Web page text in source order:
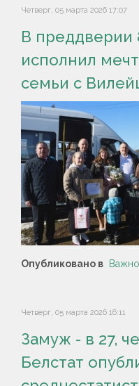
Четверг, 05 марта 2026 17:07
В преддверии
исполнил
семьи с
Опубликовано в
Четверг, 05 марта 2026 16:11
Замуж - в 27,
Белстат